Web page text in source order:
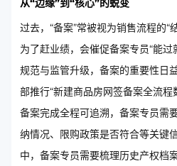
从“边缘”到“核心”的蜕变
过去，“备案”常被视为销售流程的“
为了赶业绩，会催促备案专员“能
规范与监管升级，备案的重要性日
部推行“新建商品房网签备案全流程
备案完成全程可追溯，备案专员需
纳情况、限购政策是否符合等关键
中，备案专员需要梳理历史产权